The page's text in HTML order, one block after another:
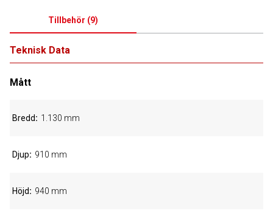
Tillbehör (9)
Teknisk Data
Mått
Bredd 1.130 mm
Djup 910 mm
Höjd 940 mm